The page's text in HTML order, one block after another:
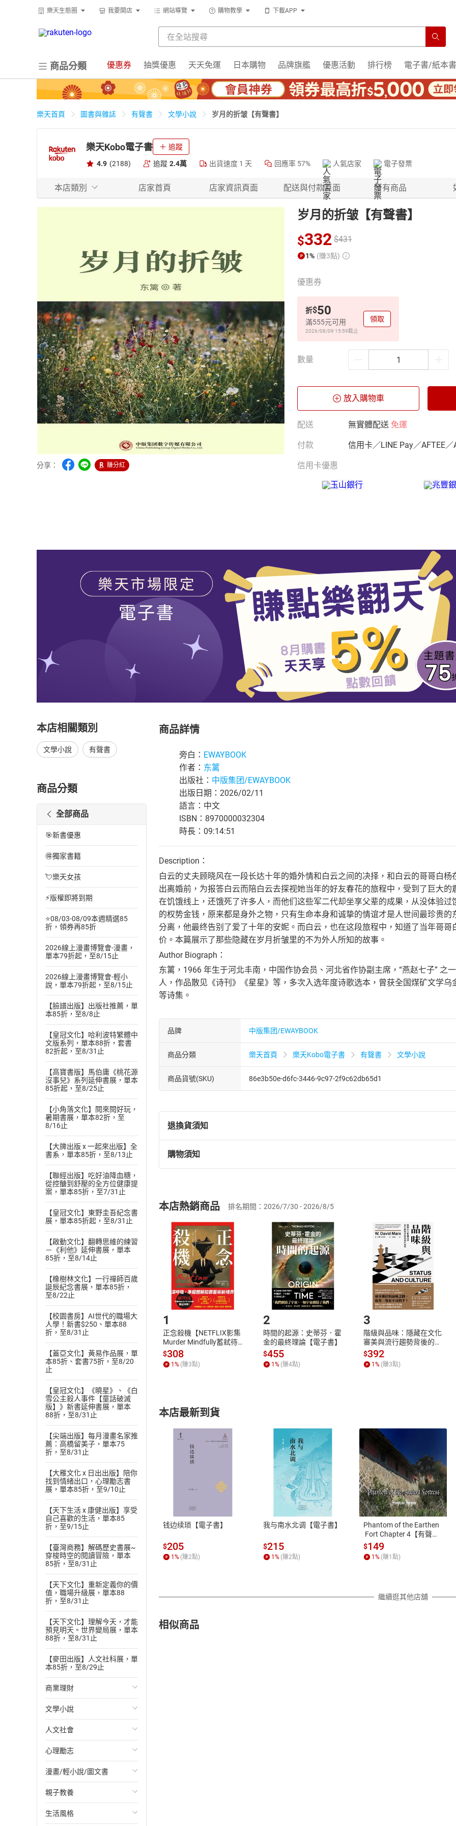
樂天生態圈 我要開店 網站導覽 購物教學 下載APP
商品分類 優惠券 抽獎優惠 天天免運 日本購物 品牌旗艦 優惠活動 排行榜 電子書/紙本書
樂天首頁 圖書與雜誌 有聲書 文學小說 岁月的折皱【有聲書】
樂天Kobo電子書 追蹤
4.9 (2188) 追蹤 2.4萬 出貨速度 1 天 回應率 57% 人氣店家 電子發票
本店類別 店家首頁 店家資訊頁面 配送與付款頁面 所有商品
分享： 賺分紅
岁月的折皱【有聲書】
$332 $431
1% (賺3點)
優惠券
折$50
滿555元可用
2026/08/09 15:59截止
領取
數量
放入購物車
配送 無實體配送 免運
付款 信用卡／LINE Pay／AFTEE／
信用卡優惠
本店相關類別
文學小說 有聲書
商品分類
全部商品
🎯新書優惠
🉐獨家書籍
💘樂天女孩
⚡版權即將到期
⭐08/03-08/09本週精選85
折，領券再85折
2026線上漫畫博覽會-漫畫，
單本79折起，至8/15止
2026線上漫畫博覽會-輕小
說，單本79折起，至8/15止
【臉譜出版】出版社推薦，單
本85折，至8/8止
【皇冠文化】哈利波特繁體中
文版系列，單本88折，套書
82折起，至8/31止
【高寶書版】馬伯庸《桃花源
沒事兒》系列延伸書展，單本
85折起，至8/25止
【小角落文化】閱來閱好玩，
暑期書展，單本82折，至
8/16止
【大牌出版 x 一起來出版】全
書系，單本85折，至8/13止
【聯經出版】吃好油降血糖，
從控醣到舒壓的全方位健康提
案，單本85折，至7/31止
【皇冠文化】東野圭吾紀念書
展，單本85折起，至8/31止
【啟動文化】翻轉思維的練習
－《利他》延伸書展，單本
85折，至8/14止
【橡樹林文化】一行禪師百歲
誕辰紀念書展，單本85折，
至8/22止
【校園書房】AI世代的職場大
人學！新書$250、單本88
折，至8/31止
【蓋亞文化】黃易作品展，單
本85折、套書75折，至8/20
止
【皇冠文化】《曉星》、《白
雪公主殺人事件【童話破滅
版】》新書延伸書展，單本
88折，至8/31止
【尖端出版】每月漫畫名家推
薦：高橋留美子，單本75
折，至8/31止
【大雁文化 x 日出出版】陪你
找到情緒出口，心理勵志書
展，單本85折，至9/10止
【天下生活 x 康健出版】享受
自己喜歡的生活，單本85
折，至9/15止
【臺灣商務】解碼歷史書展~
穿梭時空的閱讀冒險，單本
85折，至8/31止
【天下文化】重新定義你的價
值，職場升級展，單本88
折，至8/31止
【天下文化】理解今天，才能
預見明天。世界變局展，單本
88折，至8/31止
【麥田出版】人文社科展，單
本85折，至8/29止
商業理財
投資理財
經濟/趨勢
財務/金融
管理/領導
職場工作術
成功法
文學小說
歐美文學
日本文學
韓國文學
華文文學
經典文學
人文社會
國際關係
政治
社會科學
台灣/中國歷史
心理勵志
心靈成長/情緒
人際關係
兩性關係
漫畫/輕小說/圖文書
輕小說
奇幻/科幻
親子教養
教育現場
生活風格
商品詳情
旁白： EWAYBOOK
作者： 东篱
出版社： 中版集团/EWAYBOOK
出版日期：2026/02/11
語言：中文
ISBN：8970000032304
時長：09:14:51
Description：
白云的丈夫顾晓风在一段长达十年的婚外情和白云之间的决择，和白云的哥哥白
出离婚前，为报答白云而陪白云去探视她当年的好友春花的旅程中，受到了巨大
在饥饿线上，还饿死了许多人，而他们这些军二代却坐享父辈的成果，从没体验
的权势金钱，原来都是身外之物，只有生命本身和诚挚的情谊才是人世间最珍贵
分离，他最终告别了爱了十年的安妮。而白云，也在这段旅程中，知道了当年哥
价。本篇展示了那些隐藏在岁月折皱里的不为外人所知的故事。
Author Biograph：
东篱，1966 年生于河北丰南，中国作协会员、河北省作协副主席，“燕赵七子” 之
人，作品散见《诗刊》《星星》等，多次入选年度诗歌选本，曾获全国煤矿文学
等诗集。
品牌 中版集团/EWAYBOOK
商品分類 樂天首頁 樂天Kobo電子書 有聲書 文學小說
商品貨號(SKU) 86e3b50e-d6fc-3446-9c97-2f9c62db65d1
退換貨須知
退換貨規定：
(一)依消費者保護法第19條第1項後段暨通訊交易解除權合理例外情事適用
(二)消費者訂購本店鋪之商品即代表知悉本店鋪所銷售之商品為電子書，
且已下載/存取電子書，不得請求退貨退款。
退貨方式：您欲取消訂單或辦理退貨時，請登入樂天市場，並於「我的訂單
貨」，本店鋪將依您的申請進行審核，待審核通過後將為您辦理退款事宜。
請注意，樂天市場須以整筆訂單為單位進行取消/退貨，恕無法以單支商品取
購物須知
挑選商品
Choose
放入購物車
Shopping cart
登入帳號
Login
購書後，如何開始使用？
Step1.選擇閱讀載具 Step2.登入
付款方式
ATM轉帳、信用卡、LINE PAY、AFTEE
退換貨規範
本店是否提供消費者保護法七日猶
之權利，遽消費者保護法及通訊交
除權合理例外情事適用準則，依商
質各有不同規定。詳細退換貨說明
照各商品說明。
本店熱銷商品 排名期間：2026/7/30 - 2026/8/5
1
正念殺機【NETFLIX影集
Murder Mindfully蓄弒待
發】【電子書】
$308
1 % (賺3點)
2
時間的起源：史蒂芬．霍
金的最終理論【電子書】
$455
1 % (賺4點)
3
階級與品味：隱藏在文化
審美與流行趨勢背後的地
位渴望【電子書】
$392
1 % (賺3點)
本店最新到貨
钱边续琐【電子書】
$205
1% (賺2點)
我与南水北调【電子書】
$215
1% (賺2點)
Phantom of the Earthen
Fort Chapter 4【有聲
書】
$149
1% (賺1點)
繼續逛其他店舖
相似商品